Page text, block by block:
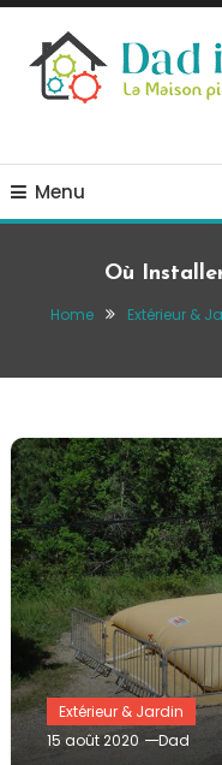
Skip
Content
Menu
Où
Home Extérieur &
Extérieur & Jardin
15 août 2020
Dad